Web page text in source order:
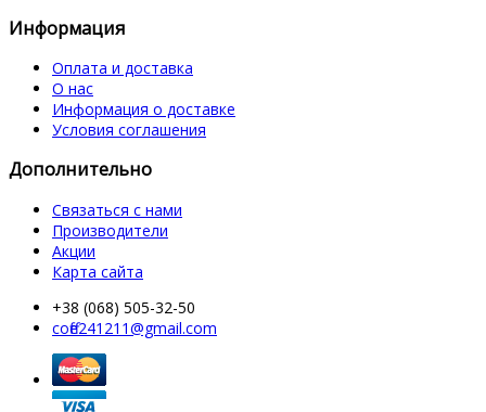
Информация
Оплата и доставка
О нас
Информация о доставке
Условия соглашения
Дополнительно
Связаться с нами
Производители
Акции
Карта сайта
+38 (068) 505-32-50
coffe241211@gmail.com